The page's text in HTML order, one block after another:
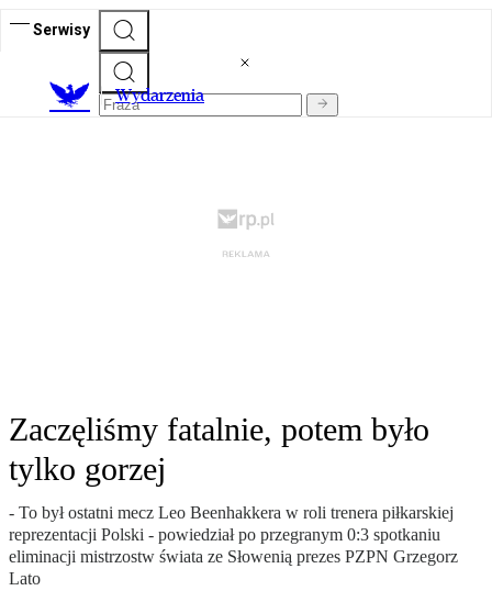
Serwisy
Wydarzenia
Zaczęliśmy fatalnie, potem było
tylko gorzej
- To był ostatni mecz Leo Beenhakkera w roli trenera piłkarskiej
reprezentacji Polski - powiedział po przegranym 0:3 spotkaniu
eliminacji mistrzostw świata ze Słowenią prezes PZPN Grzegorz
Lato